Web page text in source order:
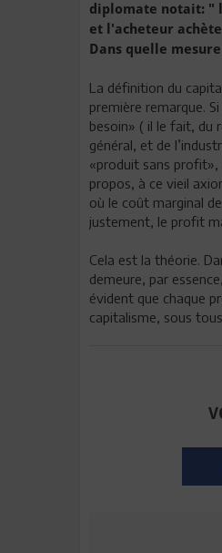
diplomate notait: "
et l'acheteur
Dans quelle
La définition du
première remarque.
besoin» ( il le fait, du
général, et de
«produit sans profit»,
propos, à ce vieil
où le coût marginal
justement, le profit
Cela est la théorie.
demeure, par
évident que chaque
capitalisme, sous